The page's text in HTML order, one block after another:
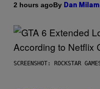
2 hours agoBy Dan Milam
SCREENSHOT: ROCKSTAR